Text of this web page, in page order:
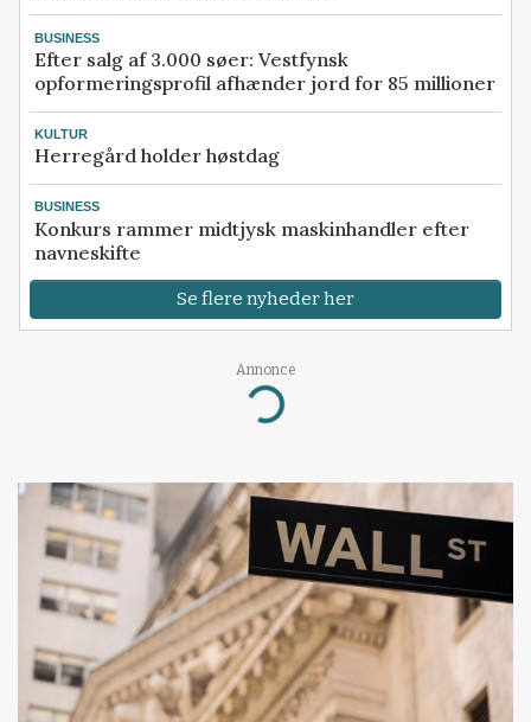
BUSINESS
Efter salg af 3.000 søer: Vestfynsk
opformeringsprofil afhænder jord for 85 millioner
KULTUR
Herregård holder høstdag
BUSINESS
Konkurs rammer midtjysk maskinhandler efter
navneskifte
Se flere nyheder her
Annonce
Loading...